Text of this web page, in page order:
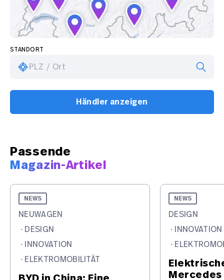
STANDORT
PLZ / Ort
Händler anzeigen
Passende
Magazin-Artikel
NEWS
NEUWAGEN
· DESIGN
· INNOVATION
· ELEKTROMOBILITÄT
NEWS
DESIGN
· INNOVATION
·
Mercedes